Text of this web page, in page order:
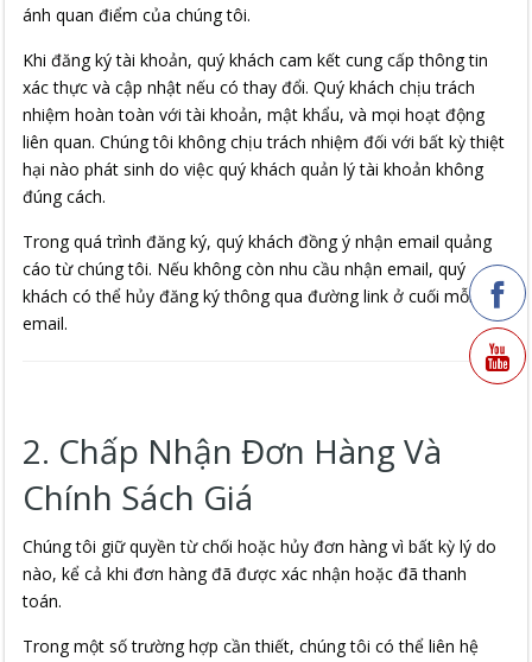
ánh quan điểm của chúng tôi.
Khi đăng ký tài khoản, quý khách cam kết cung cấp thông tin
xác thực và cập nhật nếu có thay đổi. Quý khách chịu trách
nhiệm hoàn toàn với tài khoản, mật khẩu, và mọi hoạt động
liên quan. Chúng tôi không chịu trách nhiệm đối với bất kỳ thiệt
hại nào phát sinh do việc quý khách quản lý tài khoản không
đúng cách.
Trong quá trình đăng ký, quý khách đồng ý nhận email quảng
cáo từ chúng tôi. Nếu không còn nhu cầu nhận email, quý
khách có thể hủy đăng ký thông qua đường link ở cuối mỗi
email.
2. Chấp Nhận Đơn Hàng Và
Chính Sách Giá
Chúng tôi giữ quyền từ chối hoặc hủy đơn hàng vì bất kỳ lý do
nào, kể cả khi đơn hàng đã được xác nhận hoặc đã thanh
toán.
Trong một số trường hợp cần thiết, chúng tôi có thể liên hệ